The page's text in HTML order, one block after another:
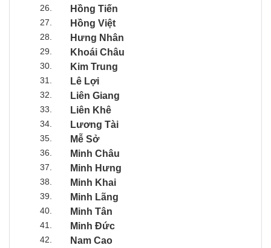
26. Hồng Tiến
27. Hồng Việt
28. Hưng Nhân
29. Khoái Châu
30. Kim Trung
31. Lê Lợi
32. Liên Giang
33. Liên Khê
34. Lương Tài
35. Mễ Sở
36. Minh Châu
37. Minh Hưng
38. Minh Khai
39. Minh Lãng
40. Minh Tân
41. Minh Đức
42. Nam Cao